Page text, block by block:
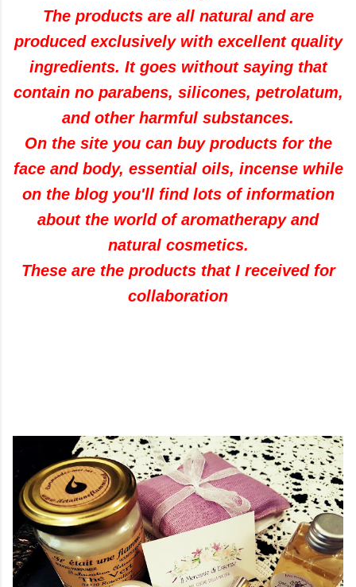
The products are all natural and are
produced exclusively with excellent quality
ingredients. It goes without sayingthat
contain no parabens, silicones, petrolatum,
and other harmful substances.
On the site you can buy products for the
face and body, essential oils, incense while
on the blog you'll find lots of information
about the world of aromatherapy and
natural cosmetics.
These are the products that I received for
collaboration